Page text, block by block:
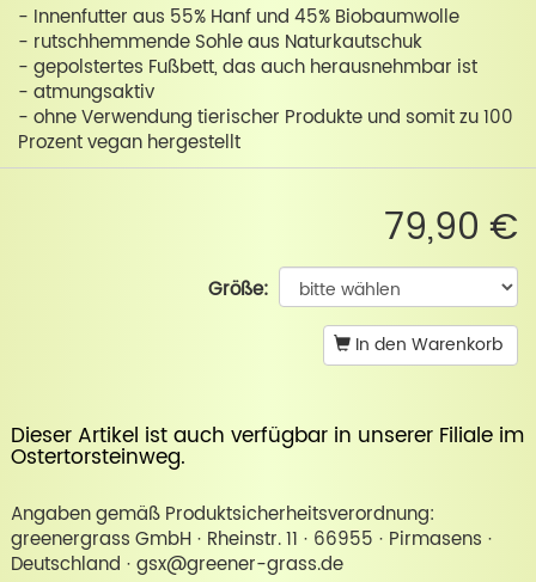
- Innenfutter aus 55% Hanf und 45% Biobaumwolle
- rutschhemmende Sohle aus Naturkautschuk
- gepolstertes Fußbett, das auch herausnehmbar ist
- atmungsaktiv
- ohne Verwendung tierischer Produkte und somit zu 100
Prozent vegan hergestellt
79,90 €
Größe:
In den Warenkorb
Dieser Artikel ist auch verfügbar in unserer Filiale im
Ostertorsteinweg.
Angaben gemäß Produktsicherheitsverordnung:
greenergrass GmbH · Rheinstr. 11 · 66955 · Pirmasens ·
Deutschland · gsx@greener-grass.de